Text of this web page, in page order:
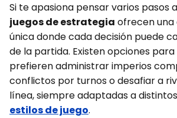
Si te apasiona pensar varios pasos
juegos de estrategia ofrecen una
única donde cada decisión puede
de la partida. Existen opciones para
prefieren administrar imperios
conflictos por turnos o desafiar a
línea, siempre adaptadas a
estilos de juego.